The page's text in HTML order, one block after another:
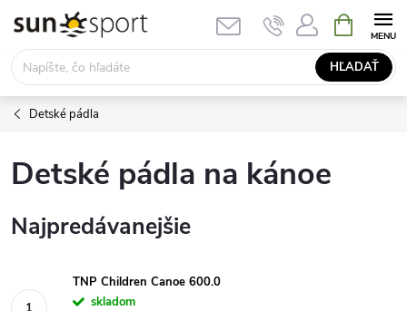
obsah
HĽADAŤ
KOŠÍK
Detské pádla
Detské pádla na kánoe
Najpredávanejšie
TNP Children Canoe 600.0
skladom